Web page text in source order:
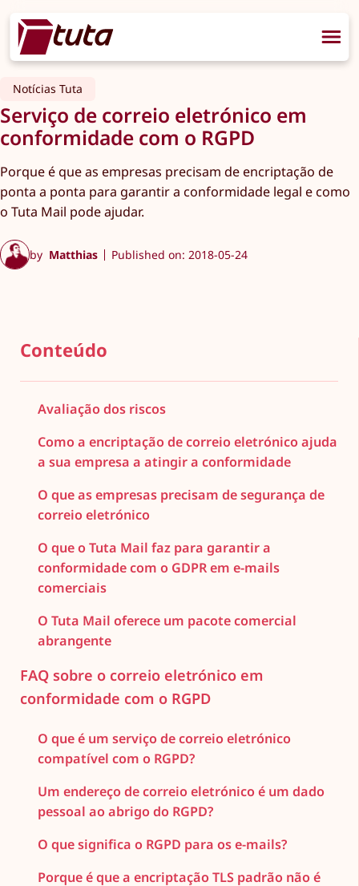
Notícias Tuta
Serviço de correio eletrónico em
conformidade com o RGPD
Porque é que as empresas precisam de encriptação de
ponta a ponta para garantir a conformidade legal e como
o Tuta Mail pode ajudar.
by Matthias Published on: 2018-05-24
Conteúdo
Avaliação dos riscos
Como a encriptação de correio eletrónico ajuda
a sua empresa a atingir a conformidade
O que as empresas precisam de segurança de
correio eletrónico
O que o Tuta Mail faz para garantir a
conformidade com o GDPR em e-mails
comerciais
O Tuta Mail oferece um pacote comercial
abrangente
FAQ sobre o correio eletrónico em
conformidade com o RGPD
O que é um serviço de correio eletrónico
compatível com o RGPD?
Um endereço de correio eletrónico é um dado
pessoal ao abrigo do RGPD?
O que significa o RGPD para os e-mails?
Porque é que a encriptação TLS padrão não é